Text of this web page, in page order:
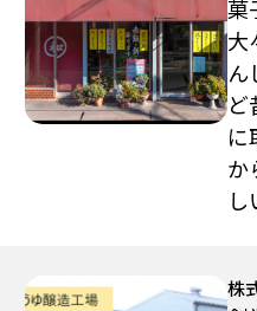
菓
大
ん
ど
に
か
し
株